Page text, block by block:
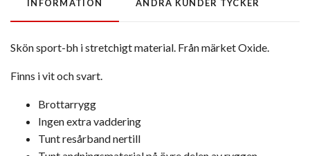
INFORMATION ANDRA KUNDER TYCKER
Skön sport-bh i stretchigt material. Från märket Oxide.
Finns i vit och svart.
Brottarrygg
Ingen extra vaddering
Tunt resårband nertill